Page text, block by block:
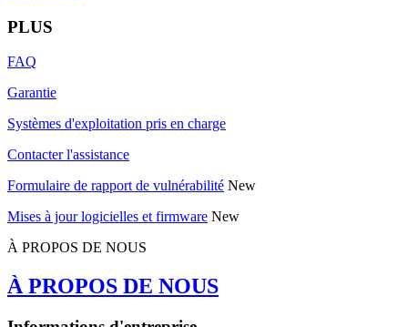
PLUS
FAQ
Garantie
Systèmes d'exploitation pris en charge
Contacter l'assistance
Formulaire de rapport de vulnérabilité New
Mises à jour logicielles et firmware New
À PROPOS DE NOUS
À PROPOS DE NOUS